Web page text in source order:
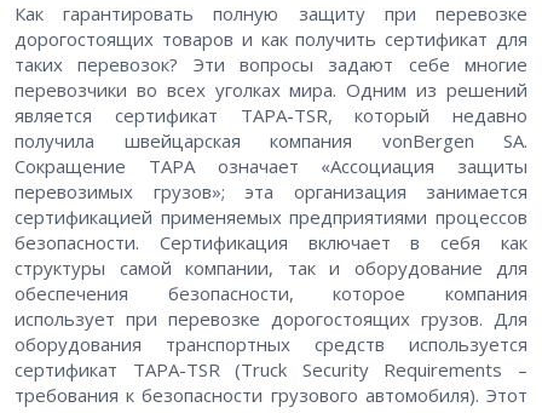
Как гарантировать полную защиту при перевозке
дорогостоящих товаров и как получить сертификат для
таких перевозок? Эти вопросы задают себе многие
перевозчики во всех уголках мира. Одним из решений
является сертификат TAPA-TSR, который недавно
получила швейцарская компания vonBergen SA.
Сокращение TAPA означает «Ассоциация защиты
перевозимых грузов»; эта организация занимается
сертификацией применяемых предприятиями процессов
безопасности. Сертификация включает в себя как
структуры самой компании, так и оборудование для
обеспечения безопасности, которое компания
использует при перевозке дорогостоящих грузов. Для
оборудования транспортных средств используется
сертификат TAPA-TSR (Truck Security Requirements –
требования к безопасности грузового автомобиля). Этот